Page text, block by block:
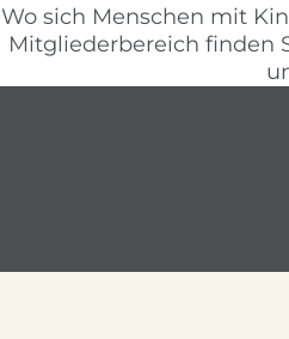
Wo sich Menschen mit
Mitgliederbereich finden